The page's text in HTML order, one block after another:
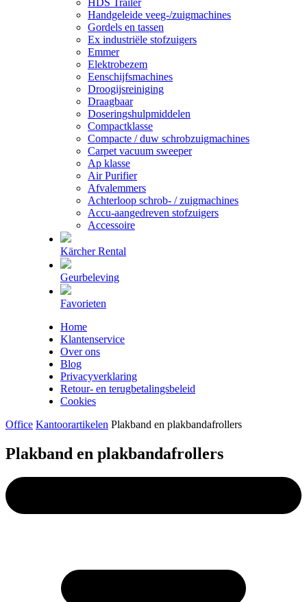
Handgeleide veeg-/zuigmachines
Gordels en tassen
Ex industriële stofzuigers
Emmer
Elektrobezem
Eenschijfsmachines
Droogijsreiniging
Draagbaar
Doseringshulpmiddelen
Compactklasse
Compacte / duw schrobzuigmachines
Carpet vacuum sweeper
Ap klasse
Air Purifier
Afvalemmers
Achterloop schrob- / zuigmachines
Accu-aangedreven stofzuigers
Accessoire
Kärcher Rental
Geurbeleving
Favorieten
Home
Klantenservice
Over ons
Blog
Privacyverklaring
Retour- en terugbetalingsbeleid
Cookies
Office Kantoorartikelen Plakband en plakbandafrollers
Plakband en plakbandafrollers